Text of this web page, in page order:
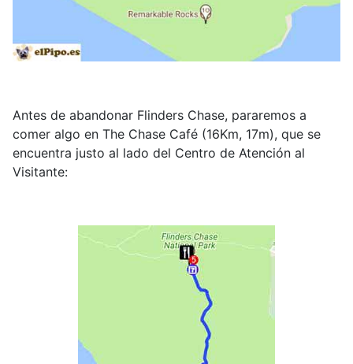
Antes de abandonar Flinders Chase, pararemos a
comer algo en The Chase Café (16Km, 17m), que se
encuentra justo al lado del Centro de Atención al
Visitante: